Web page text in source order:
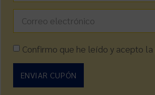
Confirmo que he leído y acepto la
ENVIAR CUPÓN